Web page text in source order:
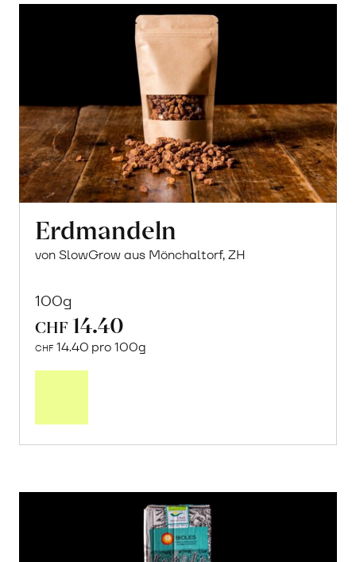
Erdmandeln
von SlowGrow aus Mönchaltorf, ZH
100g
CHF 14.40
CHF 14.40 pro 100g